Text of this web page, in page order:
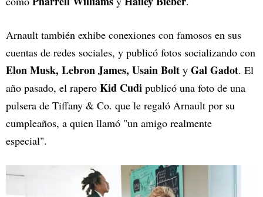
Arnault también exhibe conexiones con famosos en sus
cuentas de redes sociales, y publicó fotos socializando con
Elon Musk, Lebron James, Usain Bolt y Gal Gadot. El
año pasado, el rapero Kid Cudi publicó una foto de una
pulsera de Tiffany & Co. que le regaló Arnault por su
cumpleaños, a quien llamó "un amigo realmente
especial".